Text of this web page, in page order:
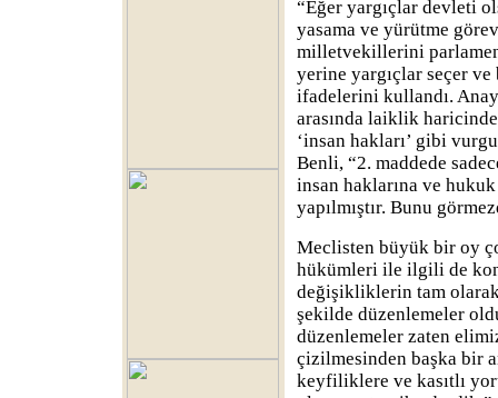
“Eğer yargıçlar devleti
yasama ve yürütme
milletvekillerini
yerine yargıçlar seçer
ifadelerini kullandı.
arasında laiklik
‘insan hakları’ gibi
Benli, “2. maddede
insan haklarına ve
yapılmıştır. Bunu
Meclisten büyük bir oy
hükümleri ile ilgili de
değişikliklerin tam
şekilde düzenlemeler
düzenlemeler zaten
çizilmesinden başka bir
keyfiliklere ve kasıtlı